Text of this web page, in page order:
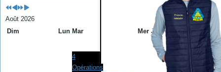
Août 2026
Dim
Lun Mar Mer Jeu Ven
Sam
4
Opérations